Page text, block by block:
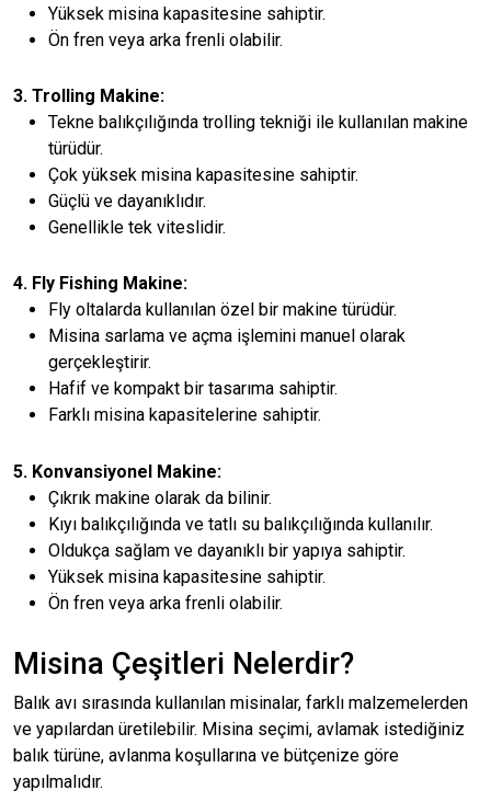
Yüksek misina kapasitesine sahiptir.
Ön fren veya arka frenli olabilir.
3. Trolling Makine:
Tekne balıkçılığında trolling tekniği ile kullanılan makine
türüdür.
Çok yüksek misina kapasitesine sahiptir.
Güçlü ve dayanıklıdır.
Genellikle tek viteslidir.
4. Fly Fishing Makine:
Fly oltalarda kullanılan özel bir makine türüdür.
Misina sarlama ve açma işlemini manuel olarak
gerçekleştirir.
Hafif ve kompakt bir tasarıma sahiptir.
Farklı misina kapasitelerine sahiptir.
5. Konvansiyonel Makine:
Çıkrık makine olarak da bilinir.
Kıyı balıkçılığında ve tatlı su balıkçılığında kullanılır.
Oldukça sağlam ve dayanıklı bir yapıya sahiptir.
Yüksek misina kapasitesine sahiptir.
Ön fren veya arka frenli olabilir.
Misina Çeşitleri Nelerdir?
Balık avı sırasında kullanılan misinalar, farklı malzemelerden
ve yapılardan üretilebilir. Misina seçimi, avlamak istediğiniz
balık türüne, avlanma koşullarına ve bütçenize göre
yapılmalıdır.